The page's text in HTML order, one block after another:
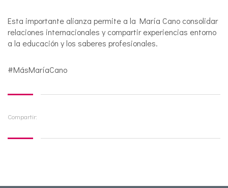
Esta importante alianza permite a la María Cano consolidar
relaciones internacionales y compartir experiencias entorno
a la educación y los saberes profesionales.
#MásMaríaCano
Compartir: